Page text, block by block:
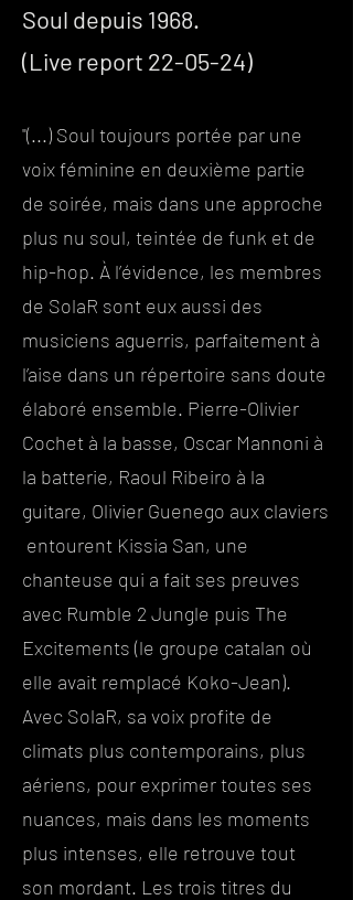
Soul depuis 1968.
(Live report 22-05-24)
"(...) Soul toujours portée par une
voix féminine en deuxième partie
de soirée, mais dans une approche
plus nu soul, teintée de funk et de
hip-hop. À l’évidence, les membres
de SolaR sont eux aussi des
musiciens aguerris, parfaitement à
l’aise dans un répertoire sans doute
élaboré ensemble. Pierre-Olivier
Cochet à la basse, Oscar Mannoni à
la batterie, Raoul Ribeiro à la
guitare, Olivier Guenego aux claviers
entourent Kissia San, une
chanteuse qui a fait ses preuves
avec Rumble 2 Jungle puis The
Excitements (le groupe catalan où
elle avait remplacé Koko-Jean).
Avec SolaR, sa voix profite de
climats plus contemporains, plus
aériens, pour exprimer toutes ses
nuances, mais dans les moments
plus intenses, elle retrouve tout
son mordant. Les trois titres du